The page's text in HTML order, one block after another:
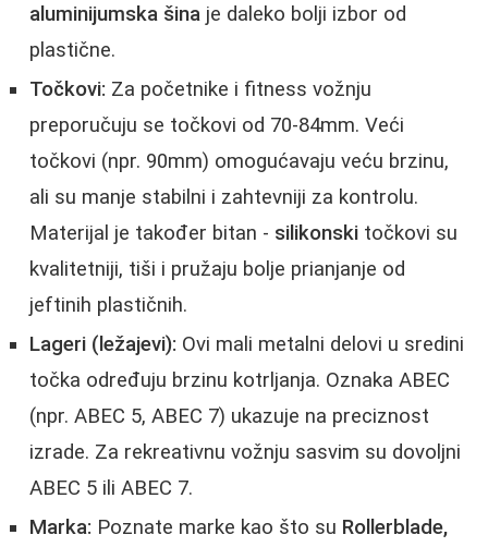
aluminijumska šina je daleko bolji izbor od
plastične.
Točkovi: Za početnike i fitness vožnju
preporučuju se točkovi od 70-84mm. Veći
točkovi (npr. 90mm) omogućavaju veću brzinu,
ali su manje stabilni i zahtevniji za kontrolu.
Materijal je također bitan - silikonski točkovi su
kvalitetniji, tiši i pružaju bolje prianjanje od
jeftinih plastičnih.
Lageri (ležajevi): Ovi mali metalni delovi u sredini
točka određuju brzinu kotrljanja. Oznaka ABEC
(npr. ABEC 5, ABEC 7) ukazuje na preciznost
izrade. Za rekreativnu vožnju sasvim su dovoljni
ABEC 5 ili ABEC 7.
Marka: Poznate marke kao što su Rollerblade,